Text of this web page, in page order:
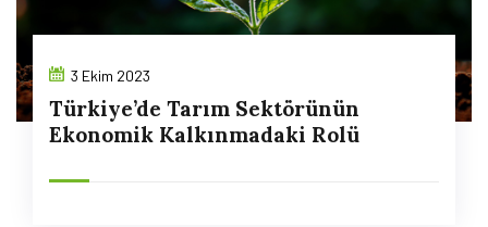
3 Ekim 2023
Türkiye’de Tarım Sektörünün
Ekonomik Kalkınmadaki Rolü